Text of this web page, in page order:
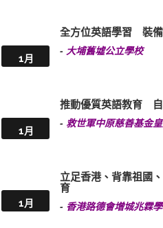
1月
全方位英語學習 裝
- 大埔舊墟公立學校
1月
推動優質英語教育
- 救世軍中原慈善基金
1月
立足香港、背靠祖國
育
- 香港路德會增城兆霖